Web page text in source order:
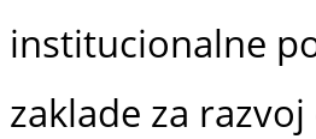
institucionalne
zaklade za